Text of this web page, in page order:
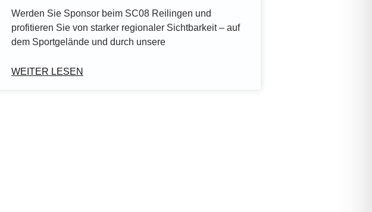
Werden Sie Sponsor beim SC08 Reilingen und
profitieren Sie von starker regionaler Sichtbarkeit – auf
dem Sportgelände und durch unsere
WEITER LESEN